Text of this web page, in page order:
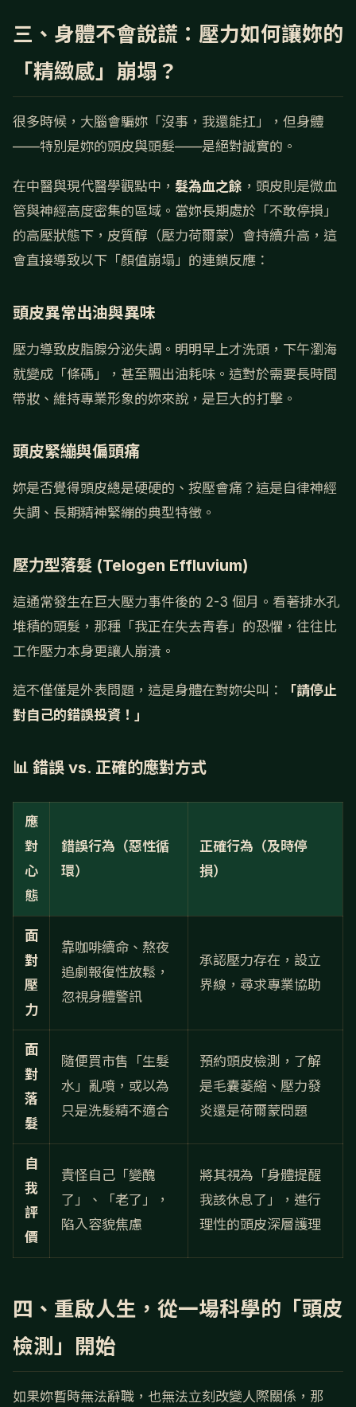
三、身體不會說謊：壓力如何讓妳的
「精緻感」崩塌？
很多時候，大腦會騙妳「沒事，我還能扛」，但身體
——特別是妳的頭皮與頭髮——是絕對誠實的。
在中醫與現代醫學觀點中， 髮為血之餘 ，頭皮則是微血
管與神經高度密集的區域。當妳長期處於「不敢停損」
的高壓狀態下，皮質醇（壓力荷爾蒙）會持續升高，這
會直接導致以下「顏值崩塌」的連鎖反應：
頭皮異常出油與異味
壓力導致皮脂腺分泌失調。明明早上才洗頭，下午瀏海
就變成「條碼」，甚至飄出油耗味。這對於需要長時間
帶妝、維持專業形象的妳來說，是巨大的打擊。
頭皮緊繃與偏頭痛
妳是否覺得頭皮總是硬硬的、按壓會痛？這是自律神經
失調、長期精神緊繃的典型特徵。
壓力型落髮 (Telogen Effluvium)
這通常發生在巨大壓力事件後的 2-3 個月。看著排水孔
堆積的頭髮，那種「我正在失去青春」的恐懼，往往比
工作壓力本身更讓人崩潰。
這不僅僅是外表問題，這是身體在對妳尖叫：
「請停止
對自己的錯誤投資！」
📊 錯誤 vs. 正確的應對方式
應
對
心
態
錯誤行為（惡性循
環）
正確行為（及時停
損）
面
對
壓
力
靠咖啡續命、熬夜
追劇報復性放鬆，
忽視身體警訊
承認壓力存在，設立
界線，尋求專業協助
面
對
落
髮
隨便買市售「生髮
水」亂噴，或以為
只是洗髮精不適合
預約頭皮檢測，了解
是毛囊萎縮、壓力發
炎還是荷爾蒙問題
自
我
評
價
責怪自己「變醜
了」、「老了」，
陷入容貌焦慮
將其視為「身體提醒
我該休息了」，進行
理性的頭皮深層護理
四、重啟人生，從一場科學的「頭皮
檢測」開始
如果妳暫時無法辭職，也無法立刻改變人際關係，那